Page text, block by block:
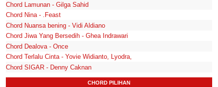
Chord Lamunan - Gilga Sahid
Chord Nina - .Feast
Chord Nuansa bening - Vidi Aldiano
Chord Jiwa Yang Bersedih - Ghea Indrawari
Chord Dealova - Once
Chord Terlalu Cinta - Yovie Widianto, Lyodra,
Chord SIGAR - Denny Caknan
CHORD PILIHAN